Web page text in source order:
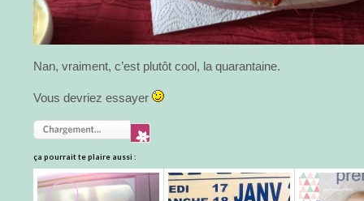
Nan, vraiment, c’est plutôt cool, la quarantaine.
Vous devriez essayer
ça pourrait te plaire aussi :